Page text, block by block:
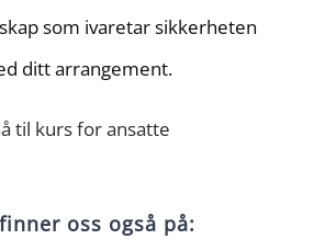
som ivaretar sikkerheten
ditt arrangement.
til kurs for ansatte
oss også på: